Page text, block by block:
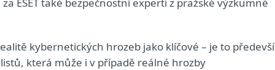
kybernetických hrozeb jako klíčové – je to
která může i v případě reálné hrozby